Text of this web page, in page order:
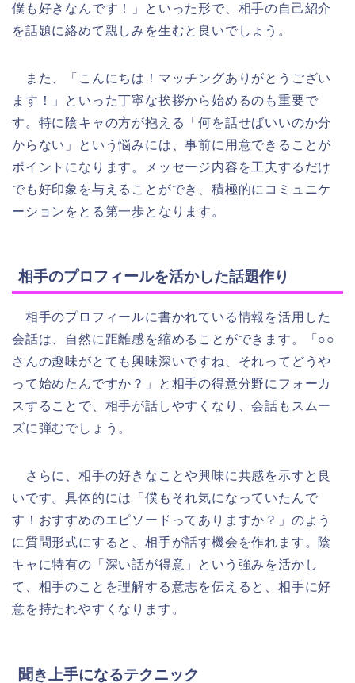
僕も好きなんです！」といった形で、相手の自己紹介
を話題に絡めて親しみを生むと良いでしょう。
また、「こんにちは！マッチングありがとうござい
ます！」といった丁寧な挨拶から始めるのも重要で
す。特に陰キャの方が抱える「何を話せばいいのか分
からない」という悩みには、事前に用意できることが
ポイントになります。メッセージ内容を工夫するだけ
でも好印象を与えることができ、積極的にコミュニケ
ーションをとる第一歩となります。
相手のプロフィールを活かした話題作り
相手のプロフィールに書かれている情報を活用した
会話は、自然に距離感を縮めることができます。「○○
さんの趣味がとても興味深いですね、それってどうや
って始めたんですか？」と相手の得意分野にフォーカ
スすることで、相手が話しやすくなり、会話もスムー
ズに弾むでしょう。
さらに、相手の好きなことや興味に共感を示すと良
いです。具体的には「僕もそれ気になっていたんで
す！おすすめのエピソードってありますか？」のよう
に質問形式にすると、相手が話す機会を作れます。陰
キャに特有の「深い話が得意」という強みを活かし
て、相手のことを理解する意志を伝えると、相手に好
意を持たれやすくなります。
聞き上手になるテクニック